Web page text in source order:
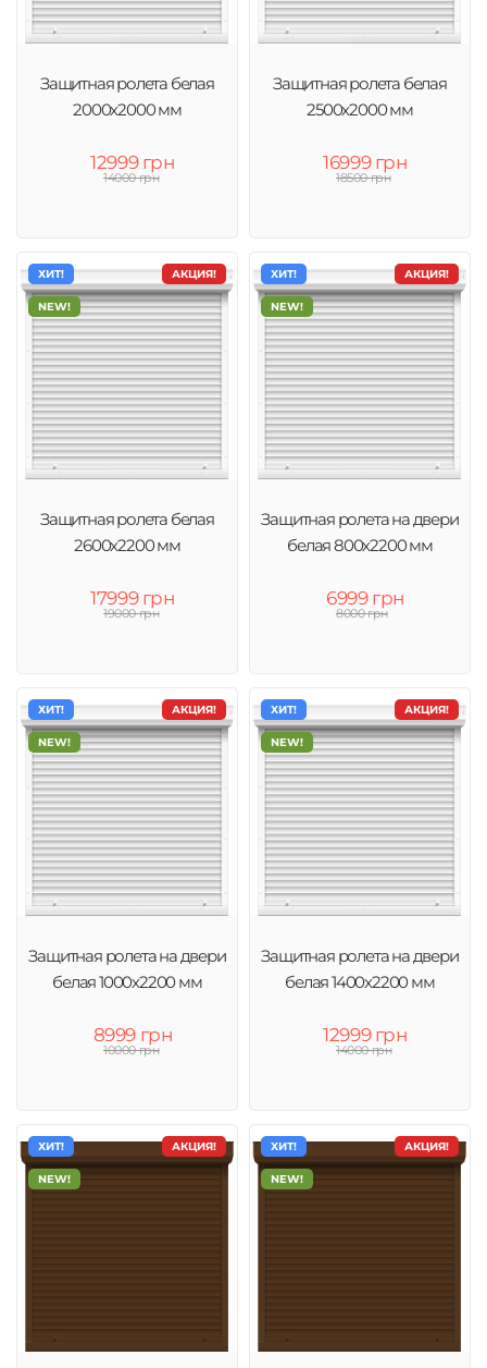
Защитная ролета белая
2000х2000 мм
12999 грн
14000 грн
Защитная ролета белая
2500х2000 мм
16999 грн
18500 грн
АКЦИЯ!
ХИТ!
NEW!
Защитная ролета белая
2600х2200 мм
17999 грн
19000 грн
АКЦИЯ!
ХИТ!
NEW!
Защитная ролета на двери
белая 800х2200 мм
6999 грн
8000 грн
АКЦИЯ!
ХИТ!
NEW!
Защитная ролета на двери
белая 1000х2200 мм
8999 грн
10000 грн
АКЦИЯ!
ХИТ!
NEW!
Защитная ролета на двери
белая 1400х2200 мм
12999 грн
14000 грн
АКЦИЯ!
ХИТ!
NEW!
АКЦИЯ!
ХИТ!
NEW!